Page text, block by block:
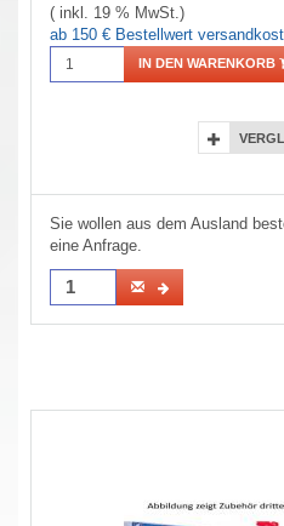
( inkl. 19 % MwSt.)
ab 150 € Bestellwert
IN DEN WARENKORB
Sie wollen aus dem Ausland
eine Anfrage.